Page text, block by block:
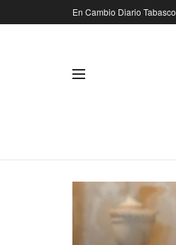
En Cambio Diario Tabasco